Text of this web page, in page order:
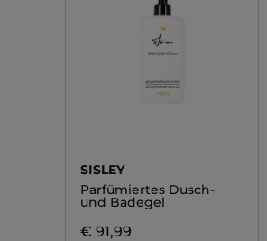
SISLEY
Parfümiertes Dusch-
und Badegel
€ 91,99